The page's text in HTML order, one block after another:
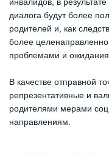
инвалидов, в
диалога будут более
родителей и, как
более
проблемами и
В качестве отправной
репрезентативные и
родителями мерами
направлениям.